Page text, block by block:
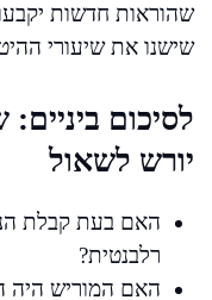
שהוראות חדשות
שישנו את שיעורי
לסיכום
יורש לשאול
האם בעת קבלת
רלבנטית?
האם המוריש היה